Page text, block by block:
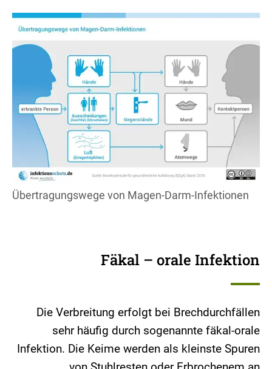
Übertragungswege von Magen-Darm-Infektionen
Fäkal – orale Infektion
Die Verbreitung erfolgt bei Brechdurchfällen
sehr häufig durch sogenannte fäkal-orale
Infektion. Die Keime werden als kleinste Spuren